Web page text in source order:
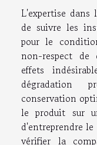
L'expertise
de suivre les
pour le
non-respect de
effets
dégradation
conservation
le produit sur
d'entreprendre
vérifier la